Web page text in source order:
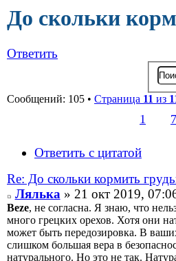
До скольки
Ответить
Сообщений: 105 • Страница 11 из
1 7
Ответить с цитатой
Re: До скольки кормить
Лялька» 21 окт 2019,
Beze, не согласна. Я знаю, что
много грецких орехов. Хотя они
может быть передозировка. В
слишком большая вера в
натурального. Но это не так.